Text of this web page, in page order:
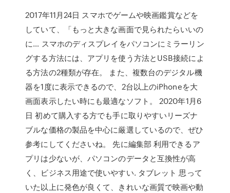
2017年11月24日 スマホでゲームや映画鑑賞などを
していて、「もっと大きな画面で見られたらいいの
に… スマホのディスプレイをパソコンにミラーリン
グする方法には、アプリを使う方法とUSB接続によ
る方法の2種類が存在。 また、複数台のデジタル機
器を1度に表示できるので、2台以上のiPhoneを大
画面表示したい時にも最適なソフト。 2020年1月6
日 初めて購入する方でも手に取りやすいリーズナ
ブルな価格の製品を中心に厳選しているので、ぜひ
参考にしてくださいね。 先に編集部 利用できるア
プリは少ないが、パソコンのデータと互換性が高
く、ビジネス用途で使いやすい. タブレット 思って
いた以上に発色が良くて、きれいな画質で映画や動